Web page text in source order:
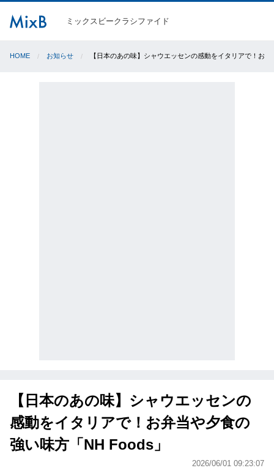
ミックスビークラシファイド
HOME お知らせ 【日本のあの味】シャウエッセンの感動をイタリアで！お
【日本のあの味】シャウエッセンの
感動をイタリアで！お弁当や夕食の
強い味方「NH Foods」
2026/06/01 09:23:07